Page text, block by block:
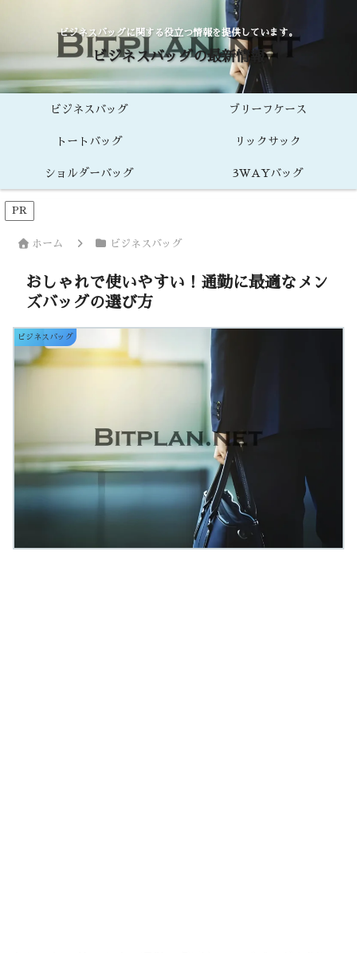
ビジネスバッグに関する役立つ情報を提供しています。
ビジネスバッグの最新情報
ビジネスバッグ ブリーフケース
トートバッグ リックサック
ショルダーバッグ 3WAYバッグ
PR
ホーム ビジネスバッグ
おしゃれで使いやすい！通勤に最適なメン
ズバッグの選び方
ビジネスバッグ